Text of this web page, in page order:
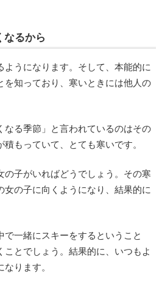
なるから
ようになります。そして、本能的に
を知っており、寒いときには他人の
なる季節」と言われているのはその
もっていて、とても寒いです。
の子がいればどうでしょう。その寒
女の子に向くようになり、結果的に
で一緒にスキーをするということ
ことでしょう。結果的に、いつもよ
ります。